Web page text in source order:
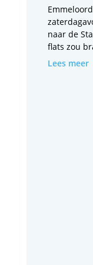
naar de
flats zou
Lees meer